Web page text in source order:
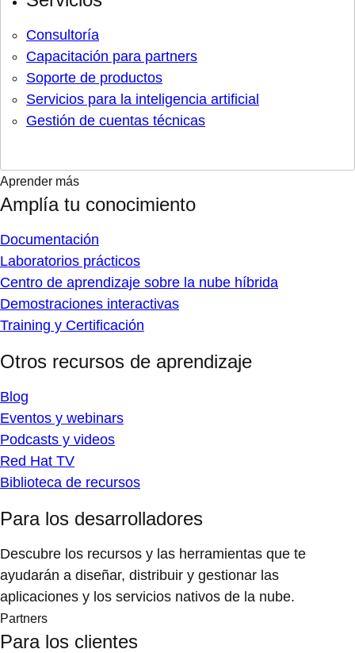
Consultoría
Capacitación para partners
Soporte de productos
Servicios para la inteligencia artificial
Gestión de cuentas técnicas
Aprender más
Amplía tu conocimiento
Documentación
Laboratorios prácticos
Centro de aprendizaje sobre la nube híbrida
Demostraciones interactivas
Training y Certificación
Otros recursos de aprendizaje
Blog
Eventos y webinars
Podcasts y videos
Red Hat TV
Biblioteca de recursos
Para los desarrolladores
Descubre los recursos y las herramientas que te
ayudarán a diseñar, distribuir y gestionar las
aplicaciones y los servicios nativos de la nube.
Partners
Para los clientes